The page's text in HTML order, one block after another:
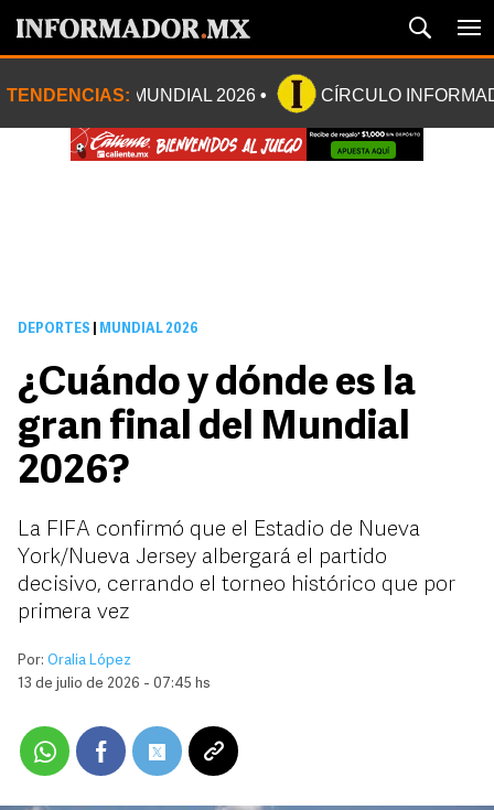
TENDENCIAS: MUNDIAL 2026 CÍRCULO
DEPORTES MUNDIAL 2026
¿Cuándo y dónde es la
gran final del Mundial
2026?
La FIFA confirmó que el Estadio de Nueva
York/Nueva Jersey albergará el partido
decisivo, cerrando el torneo histórico que por
primera vez
Por: Oralia López
13 de julio de 2026 - 07:45 hs